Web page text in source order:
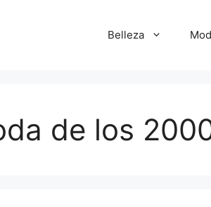
Belleza
de los